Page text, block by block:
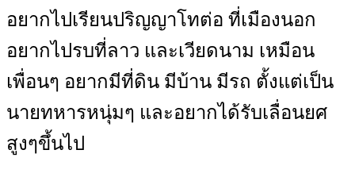
อยากไปเรียนปริญญาโทต่อ ที่เมืองนอก
อยากไปรบที่ลาว และเวียดนาม เหมือน
เพื่อนๆ อยากมีที่ดิน มีบ้าน มีรถ ตั้งแต่เป็น
นายทหารหนุ่มๆ และอยากได้รับเลื่อนยศ
สูงๆขึ้นไป